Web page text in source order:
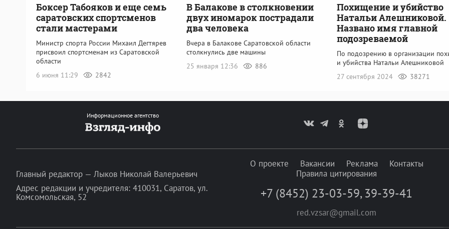
Боксер Табояков и еще семь
саратовских спортсменов
стали мастерами
Министр спорта России Михаил Дегтярев
присвоил спортсменам из Саратовской
области
6 июня 11:29
2842
В Балакове в столкновении
двух иномарок пострадали
два человека
Вчера в Балакове Саратовской области
столкнулись две машины
25 января 12:36
886
Похищение и убийство
Натальи Алешниковой.
Названо имя главной
подозреваемой
По подозрению в организации
и убийства Натальи Алешниковой
27 сентября 2024
38271
Информационное агентство
Главный редактор — Лыков Николай Валерьевич
Адрес редакции и учредителя: 410031, Саратов, ул.
Комсомольская, 52
О проекте Вакансии Реклама
Контакты
Правила цитирования
+7 (8452) 23-03-59, 39-39-41
red.vzsar@gmail.com